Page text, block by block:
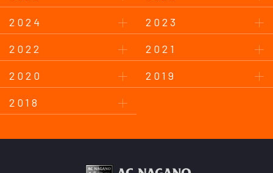
2024
2023
2022
2021
2020
2019
2018